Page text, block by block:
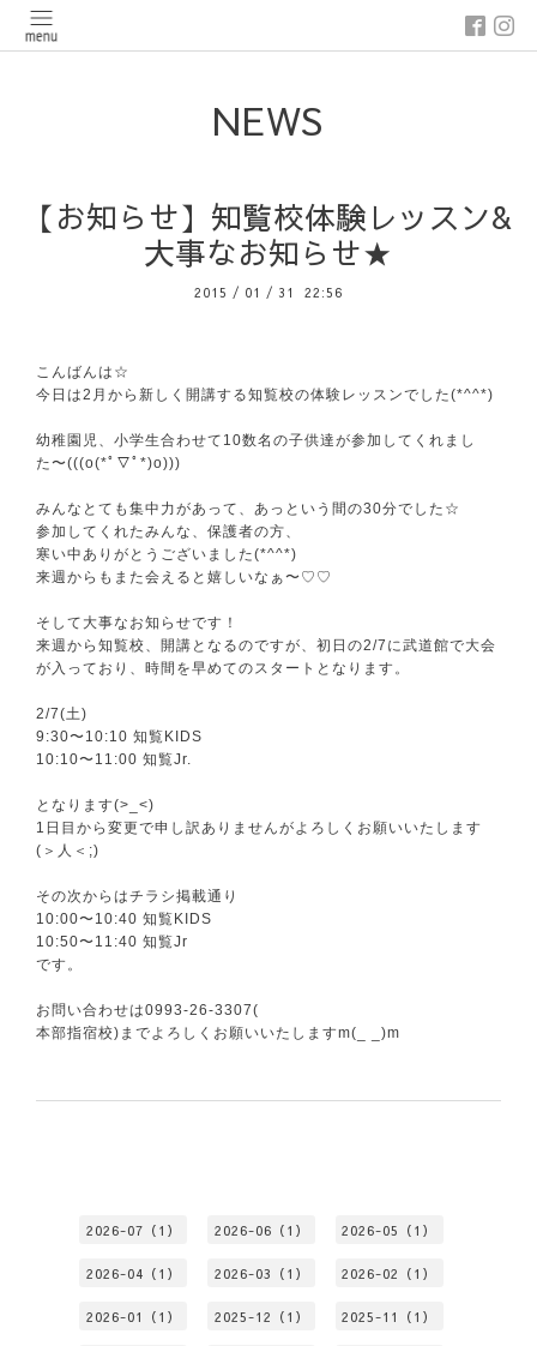
NEWS
【お知らせ】知覧校体験レッスン&
大事なお知らせ★
2015 / 01 / 31 22:56
こんばんは☆
今日は2月から新しく開講する知覧校の体験レッスンでした(*^^*)
幼稚園児、小学生合わせて10数名の子供達が参加してくれまし
た〜(((o(*ﾟ▽ﾟ*)o)))
みんなとても集中力があって、あっという間の30分でした☆
参加してくれたみんな、保護者の方、
寒い中ありがとうございました(*^^*)
来週からもまた会えると嬉しいなぁ〜♡♡
そして大事なお知らせです！
来週から知覧校、開講となるのですが、初日の2/7に武道館で大会
が入っており、時間を早めてのスタートとなります。
2/7(土)
9:30〜10:10 知覧KIDS
10:10〜11:00 知覧Jr.
となります(>_<)
1日目から変更で申し訳ありませんがよろしくお願いいたします
(＞人＜;)
その次からはチラシ掲載通り
10:00〜10:40 知覧KIDS
10:50〜11:40 知覧Jr
です。
お問い合わせは0993-26-3307(
本部指宿校)までよろしくお願いいたしますm(_ _)m
2026-07（1） 2026-06（1） 2026-05（1）
2026-04（1） 2026-03（1） 2026-02（1）
2026-01（1） 2025-12（1） 2025-11（1）